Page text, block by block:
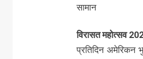
सामान
विरासत महोत्सव
प्रतिदिन अमेरिकन